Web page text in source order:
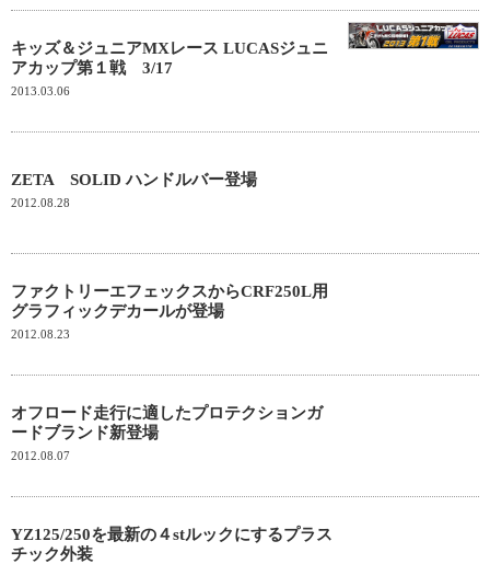
キッズ＆ジュニアMXレース LUCASジュニ
アカップ第１戦 3/17
2013.03.06
ZETA SOLID ハンドルバー登場
2012.08.28
ファクトリーエフェックスからCRF250L用
グラフィックデカールが登場
2012.08.23
オフロード走行に適したプロテクションガ
ードブランド新登場
2012.08.07
YZ125/250を最新の４stルックにするプラス
チック外装